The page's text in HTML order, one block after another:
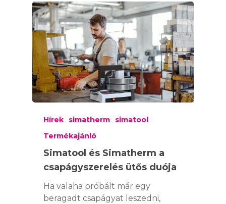
Hírek simatherm
simatool
Termékajánló
Simatool és Simatherm a
csapágyszerelés ütős duója
Ha valaha próbált már egy
beragadt csapágyat leszedni,